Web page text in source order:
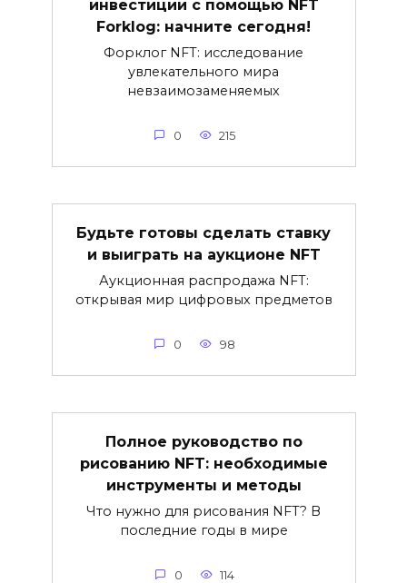
инвестиции с помощью NFT
Forklog: начните сегодня!
Форклог NFT: исследование
увлекательного мира
невзаимозаменяемых
0 215
Будьте готовы сделать ставку
и выиграть на аукционе NFT
Аукционная распродажа NFT:
открывая мир цифровых предметов
0 98
Полное руководство по
рисованию NFT: необходимые
инструменты и методы
Что нужно для рисования NFT? В
последние годы в мире
0 114